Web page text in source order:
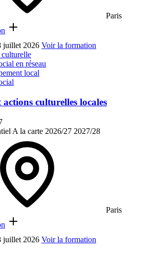
Paris
juillet 2026 Voir la formation
en réseau
local
culturelles locales
A la carte 2026/27 2027/28
Paris
juillet 2026 Voir la formation